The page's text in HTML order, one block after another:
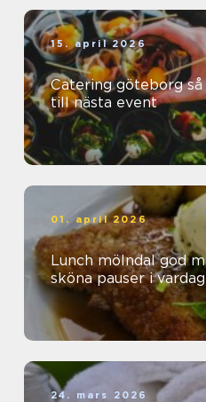
15. april 2026
Catering göteborg så väljer du rätt mat
till nästa event
01. april 2026
Lunch mölndal god mat, smarta val och
sköna pauser i
24. mars 2026